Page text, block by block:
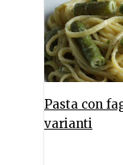
Pasta con
varianti